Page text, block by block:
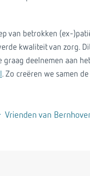
van betrokken (ex-
kwaliteit van zorg.
graag deelnemen aan
. Zo creëren we samen
Vrienden van